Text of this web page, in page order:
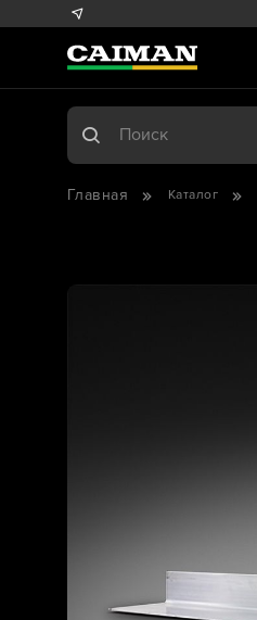
Главная Каталог